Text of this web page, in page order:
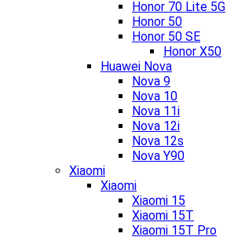
Honor 70 Lite 5G
Honor 50
Honor 50 SE
Honor X50
Huawei Nova
Nova 9
Nova 10
Nova 11i
Nova 12i
Nova 12s
Nova Y90
Xiaomi
Xiaomi
Xiaomi 15
Xiaomi 15T
Xiaomi 15T Pro